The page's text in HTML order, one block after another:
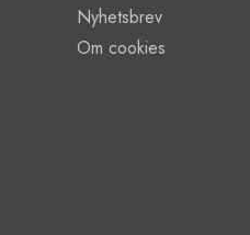
Nyhetsbrev
Om cookies